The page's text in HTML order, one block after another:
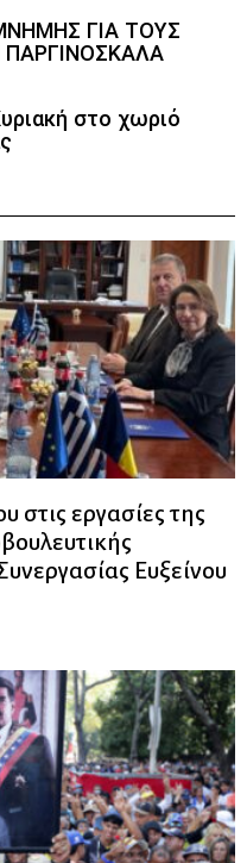
ΓΙΑ ΤΟΥΣ
στο χωριό
στις εργασίες της
Ευξείνου